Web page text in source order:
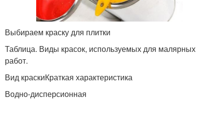
Выбираем краску для плитки
Таблица. Виды красок, используемых для малярных
работ.
Вид краскиКраткая характеристика
Водно-дисперсионная